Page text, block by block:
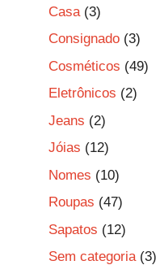
Casa (3)
Consignado (3)
Cosméticos (49)
Eletrônicos (2)
Jeans (2)
Jóias (12)
Nomes (10)
Roupas (47)
Sapatos (12)
Sem categoria(3)